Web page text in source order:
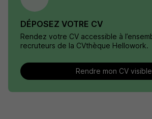
DÉPOSEZ VOTRE CV
Rendez votre CV accessible à
recruteurs de la CVthèque Hellowork.
Rendre mon CV visible